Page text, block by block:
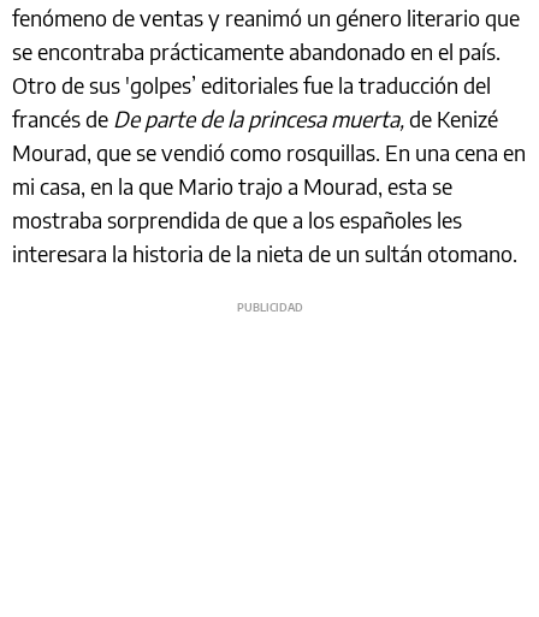
fenómeno de ventas y reanimó un género literario que
se encontraba prácticamente abandonado en el país.
Otro de sus 'golpes’ editoriales fue la traducción del
francés de De parte de la princesa muerta,de Kenizé
Mourad, que se vendió como rosquillas. En una cena en
mi casa, en la que Mario trajo a Mourad, esta se
mostraba sorprendida de que a los españoles les
interesara la historia de la nieta de un sultán otomano.